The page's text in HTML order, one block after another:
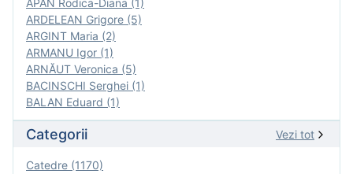
APAN Rodica-Diana (1)
ARDELEAN Grigore (5)
ARGINT Maria (2)
ARMANU Igor (1)
ARNĂUT Veronica (5)
BACINSCHI Serghei (1)
BALAN Eduard (1)
Categorii Vezi tot
Catedre (1170)